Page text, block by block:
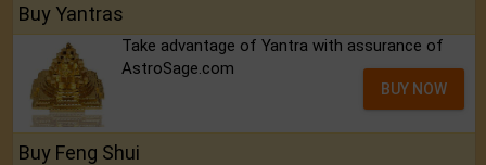
Buy Yantras
Take advantage of Yantra with assurance of
AstroSage.com
BUY NOW
Buy Feng Shui